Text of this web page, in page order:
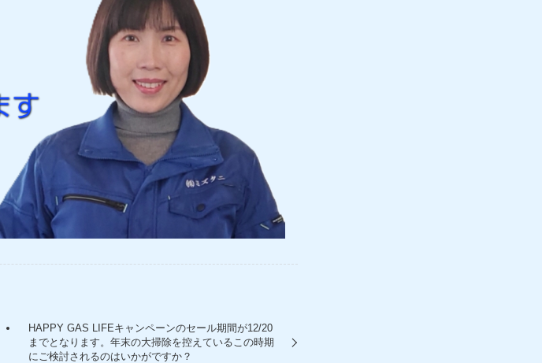
HAPPY GAS LIFEキャンペーンのセール期間が12/20
までとなります。年末の大掃除を控えているこの時期
にご検討されるのはいかがですか？